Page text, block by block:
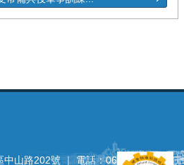
山路202號 ｜ 電話：06